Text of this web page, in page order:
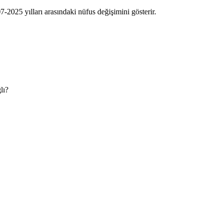
-2025 yılları arasındaki nüfus değişimini gösterir.